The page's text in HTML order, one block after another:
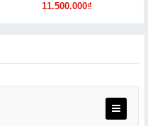
11.500.000₫